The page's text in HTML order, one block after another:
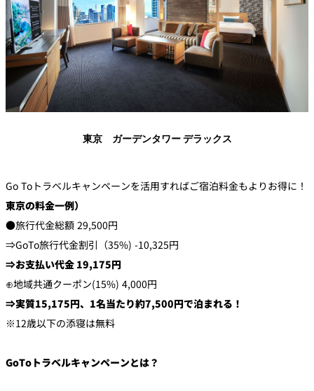
東京 ガーデンタワー デラックス
Go Toトラベルキャンペーンを活用すればご宿泊料金もよりお得に！
東京の料金一例）
●旅行代金総額 29,500円
⇒GoTo旅行代金割引（35%) -10,325円
⇒お支払い代金 19,175円
⊕地域共通クーポン(15%) 4,000円
⇒実質15,175円、1名当たり約7,500円で泊まれる！
※12歳以下の添寝は無料
GoToトラベルキャンペーンとは？